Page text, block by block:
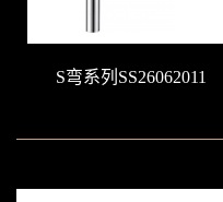
S弯系列SS26062011